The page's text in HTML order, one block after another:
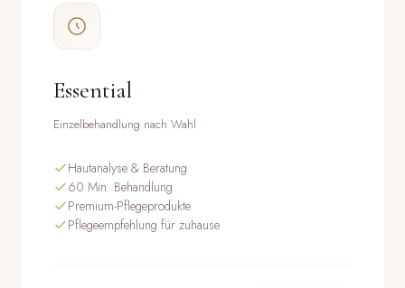
Essential
Einzelbehandlung nach Wahl
Hautanalyse & Beratung
60 Min. Behandlung
Premium-Pflegeprodukte
Pflegeempfehlung für zuhause